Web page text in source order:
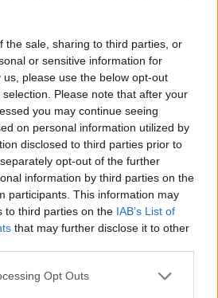
the sale, sharing to third parties, or
or sensitive information for
please use the below opt-out
Please note that after your
you may continue seeing
on personal information utilized by
disclosed to third parties prior to
opt-out of the further
information by third parties on the
participants. This information may
to third parties on the IAB’s List of
that may further disclose it to other
Opt Outs
como cabría pensar. El tipo
anotar. Pero creo que él y Gary
Pueden anotar, pero no
ayuden a ganar."